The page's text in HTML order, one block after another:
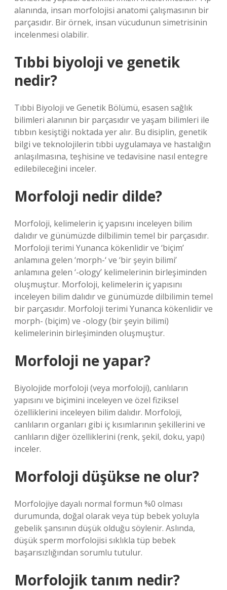
alanında, insan morfolojisi anatomi çalışmasının bir
parçasıdır. Bir örnek, insan vücudunun simetrisinin
incelenmesi olabilir.
Tıbbi biyoloji ve genetik
nedir?
Tıbbi Biyoloji ve Genetik Bölümü, esasen sağlık
bilimleri alanının bir parçasıdır ve yaşam bilimleri ile
tıbbın kesiştiği noktada yer alır. Bu disiplin, genetik
bilgi ve teknolojilerin tıbbi uygulamaya ve hastalığın
anlaşılmasına, teşhisine ve tedavisine nasıl entegre
edilebileceğini inceler.
Morfoloji nedir dilde?
Morfoloji, kelimelerin iç yapısını inceleyen bilim
dalıdır ve günümüzde dilbilimin temel bir parçasıdır.
Morfoloji terimi Yunanca kökenlidir ve ‘biçim’
anlamına gelen ‘morph-‘ ve ‘bir şeyin bilimi’
anlamına gelen ‘-ology’ kelimelerinin birleşiminden
oluşmuştur. Morfoloji, kelimelerin iç yapısını
inceleyen bilim dalıdır ve günümüzde dilbilimin temel
bir parçasıdır. Morfoloji terimi Yunanca kökenlidir ve
morph- (biçim) ve -ology (bir şeyin bilimi)
kelimelerinin birleşiminden oluşmuştur.
Morfoloji ne yapar?
Biyolojide morfoloji (veya morfoloji), canlıların
yapısını ve biçimini inceleyen ve özel fiziksel
özelliklerini inceleyen bilim dalıdır. Morfoloji,
canlıların organları gibi iç kısımlarının şekillerini ve
canlıların diğer özelliklerini (renk, şekil, doku, yapı)
inceler.
Morfoloji düşükse ne olur?
Morfolojiye dayalı normal formun %0 olması
durumunda, doğal olarak veya tüp bebek yoluyla
gebelik şansının düşük olduğu söylenir. Aslında,
düşük sperm morfolojisi sıklıkla tüp bebek
başarısızlığından sorumlu tutulur.
Morfolojik tanım nedir?